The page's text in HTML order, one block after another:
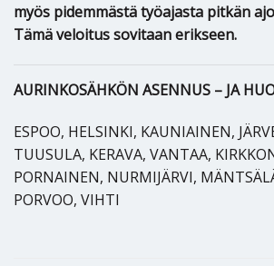
myös pidemmästä työajasta pitkän
Tämä veloitus sovitaan erikseen.
AURINKOSÄHKÖN ASENNUS – JA
ESPOO, HELSINKI, KAUNIAINEN,
TUUSULA, KERAVA, VANTAA,
PORNAINEN, NURMIJÄRVI,
PORVOO, VIHTI